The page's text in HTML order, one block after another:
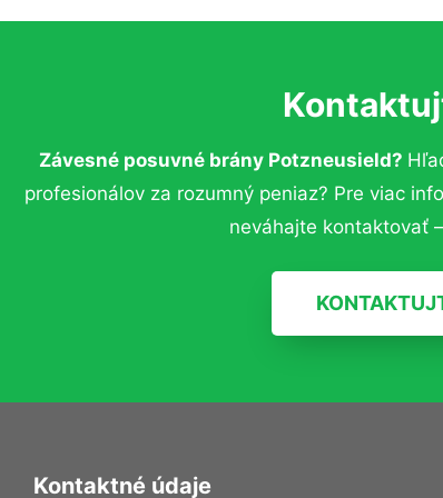
Závesné posuvné brány Potzneusield?
profesionálov za rozumný peniaz? Pre viac
neváhajte kontaktovať
Kontaktné údaje